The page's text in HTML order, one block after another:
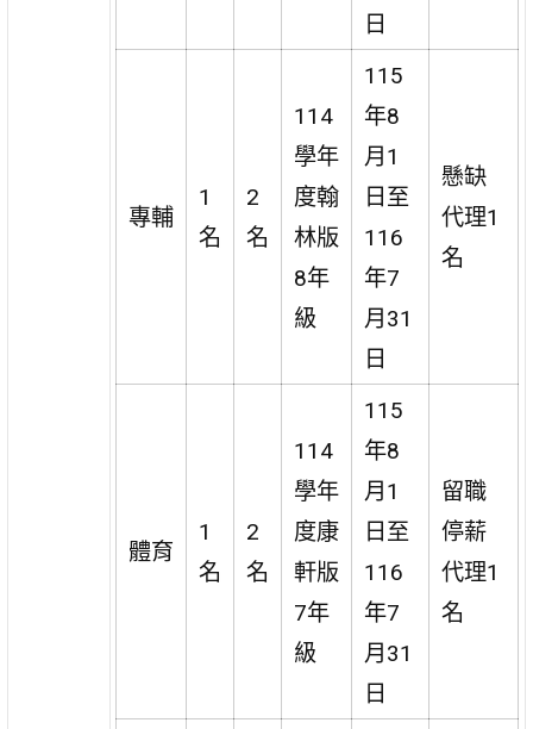
日
專輔
1
名
2
名
114
學年
度翰
林版
8年
級
115
年8
月1
日至
116
年7
月31
日
懸缺
代理1
名
體育
1
名
2
名
114
學年
度康
軒版
7年
級
115
年8
月1
日至
116
年7
月31
日
留職
停薪
代理1
名